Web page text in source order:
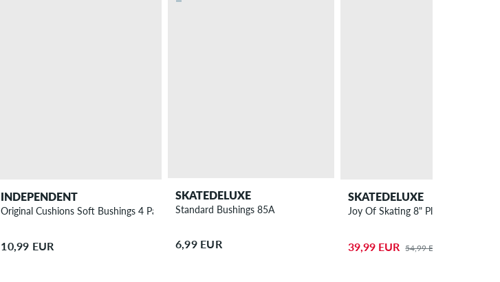
INDEPENDENT
Original Cushions Soft Bushings 4 Pack 90A
10,99 EUR
SKATEDELUXE
Standard Bushings 85A
6,99 EUR
SKATEDELUXE
Joy Of Skating 8" Planche de
39,99 EUR 54,99 EUR